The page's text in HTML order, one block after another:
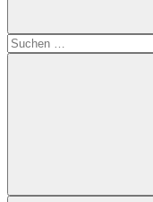
Suchen
nach: